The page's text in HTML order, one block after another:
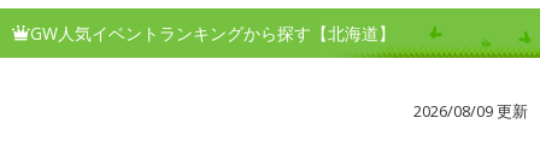
GW人気イベントランキングから探す【北海道】
2026/08/09 更新